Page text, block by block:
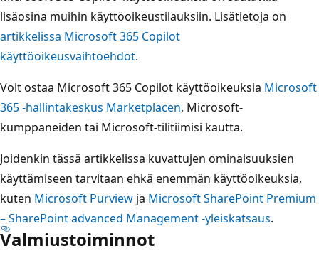
lisäosina muihin käyttöoikeustilauksiin. Lisätietoja on
artikkelissa Microsoft 365 Copilot
käyttöoikeusvaihtoehdot.
Voit ostaa Microsoft 365 Copilot käyttöoikeuksia Microsoft
365 -hallintakeskus Marketplacen, Microsoft-
kumppaneiden tai Microsoft-tilitiimisi kautta.
Joidenkin tässä artikkelissa kuvattujen ominaisuuksien
käyttämiseen tarvitaan ehkä enemmän käyttöoikeuksia,
kuten Microsoft Purview ja Microsoft SharePoint Premium
– SharePoint advanced Management -yleiskatsaus.
Valmiustoiminnot